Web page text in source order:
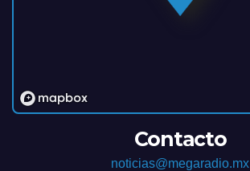
Contacto
noticias@megaradio.mx